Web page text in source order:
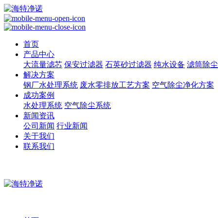
首页
产品中心
大流量滤芯 保安过滤器 石英砂过滤器 纯水设备 滤筒除
解决方案
钢厂水处理系统 废水零排放工艺方案 空气除尘净化方案
成功案例
水处理系统 空气除尘系统
新闻资讯
公司新闻 行业新闻
关于我们
联系我们